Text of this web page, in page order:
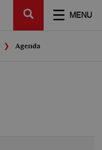
MENU
SEARCH
Agenda